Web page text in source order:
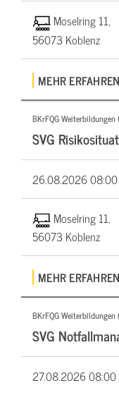
Moselring 11,
56073 Koblenz
MEHR ERFAHREN
BKrFQG Weiterbildungen
SVG
26.08.2026
Moselring 11,
56073 Koblenz
MEHR ERFAHREN
BKrFQG Weiterbildungen
SVG
27.08.202608:00